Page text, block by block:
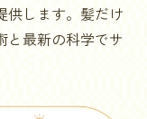
供します。髪だけ
と最新の科学でサ